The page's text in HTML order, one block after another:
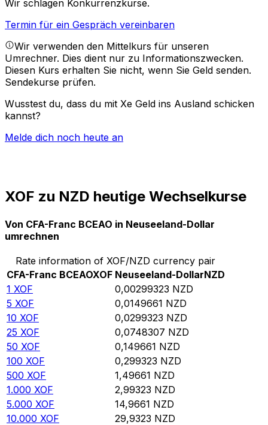
Wir schlagen Konkurrenzkurse.
Termin für ein Gespräch vereinbaren
Wir verwenden den Mittelkurs für unseren
Umrechner. Dies dient nur zu Informationszwecken.
Diesen Kurs erhalten Sie nicht, wenn Sie Geld senden.
Sendekurse prüfen.
Wusstest du, dass du mit Xe Geld ins Ausland schicken
kannst?
Melde dich noch heute an
XOF zu NZD heutige Wechselkurse
Von CFA-Franc BCEAO in Neuseeland-Dollar
umrechnen
Rate information of XOF/NZD currency pair
CFA-Franc BCEAOXOF Neuseeland-DollarNZD
1 XOF 0,00299323 NZD
5 XOF 0,0149661 NZD
10 XOF 0,0299323 NZD
25 XOF 0,0748307 NZD
50 XOF 0,149661 NZD
100 XOF 0,299323 NZD
500 XOF 1,49661 NZD
1.000 XOF 2,99323 NZD
5.000 XOF 14,9661 NZD
10.000 XOF 29,9323 NZD